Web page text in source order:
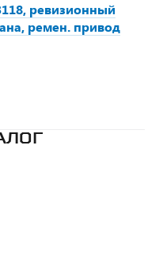
ревизионный
ремен. привод